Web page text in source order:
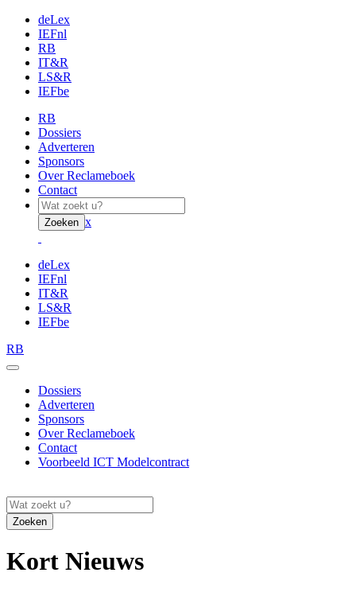
deLex
IEFnl
RB
IT&R
LS&R
IEFbe
RB
Dossiers
Adverteren
Sponsors
Over Reclameboek
Contact
Zoeken x
deLex
IEFnl
IT&R
LS&R
IEFbe
RB
Dossiers
Adverteren
Sponsors
Over Reclameboek
Contact
Voorbeeld ICT Modelcontract
Zoeken
Kort Nieuws